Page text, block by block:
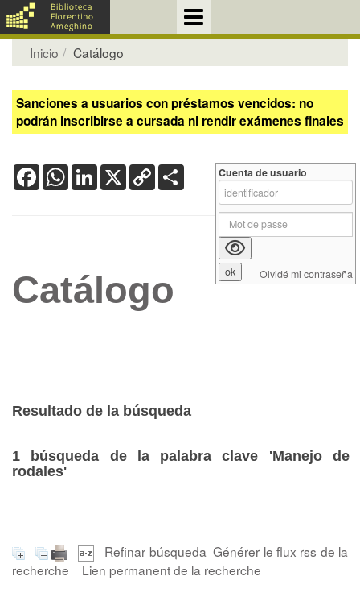
Inicio Catálogo
Sanciones a usuarios con préstamos vencidos: no
podrán inscribirse a cursada ni rendir exámenes finales
FacebookWhatsApp
LinkedIn
X Copy
Link
Catálogo
Resultado de la búsqueda
1 búsqueda de la palabra clave 'Manejo de
rodales'
Refinar búsqueda Générer le flux rss de la
recherche
Lien permanent de la recherche
Cuenta de usuario
Olvidé mi contraseña